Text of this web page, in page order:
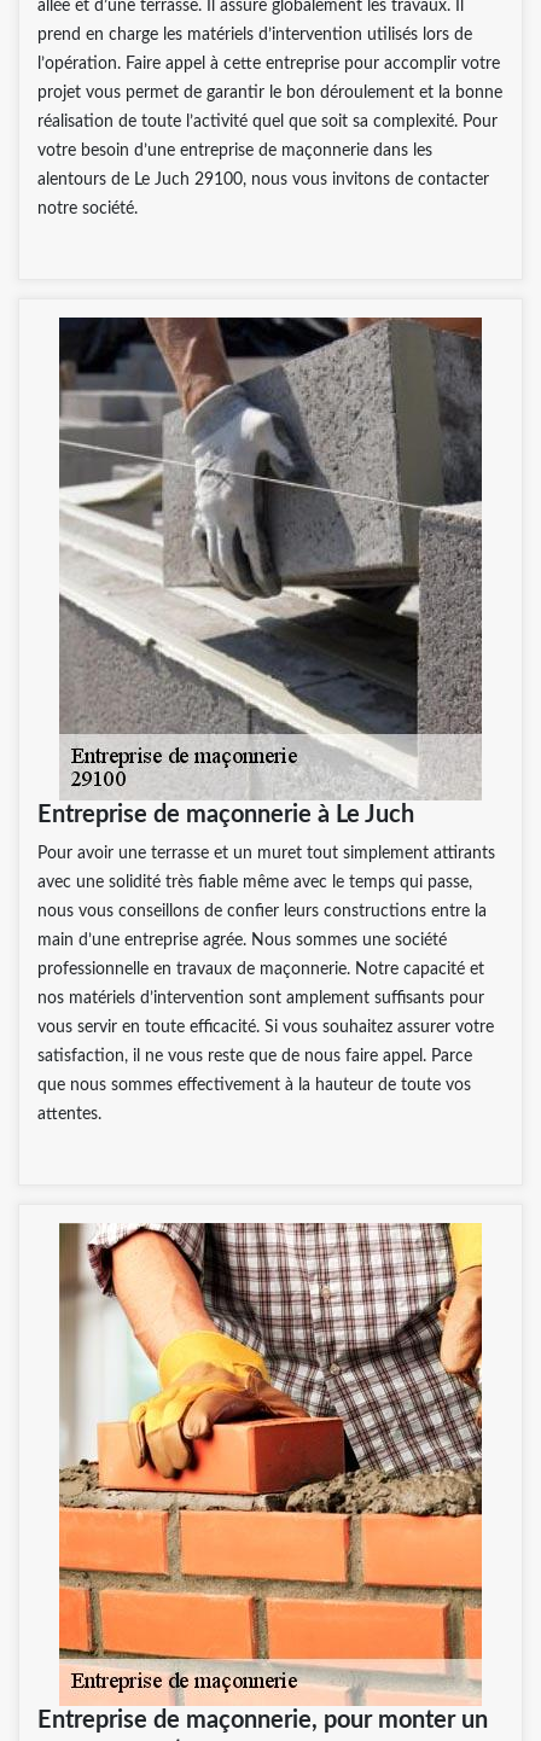
allée et d’une terrasse. Il assure globalement les travaux. Il
prend en charge les matériels d’intervention utilisés lors de
l’opération. Faire appel à cette entreprise pour accomplir votre
projet vous permet de garantir le bon déroulement et la bonne
réalisation de toute l’activité quel que soit sa complexité. Pour
votre besoin d’une entreprise de maçonnerie dans les
alentours de Le Juch 29100, nous vous invitons de contacter
notre société.
Entreprise de maçonnerie à Le Juch
Pour avoir une terrasse et un muret tout simplement attirants
avec une solidité très fiable même avec le temps qui passe,
nous vous conseillons de confier leurs constructions entre la
main d’une entreprise agrée. Nous sommes une société
professionnelle en travaux de maçonnerie. Notre capacité et
nos matériels d’intervention sont amplement suffisants pour
vous servir en toute efficacité. Si vous souhaitez assurer votre
satisfaction, il ne vous reste que de nous faire appel. Parce
que nous sommes effectivement à la hauteur de toute vos
attentes.
Entreprise de maçonnerie, pour monter un